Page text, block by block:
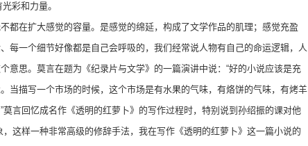
彩和力量。
都在扩大感觉的容量。是感觉的绵延，构成了文学作品的肌理；感觉充盈
每一个细节好像都是自己会呼吸的，我们经常说人物有自己的命运逻辑，人
意思。莫言在题为《纪录片与文学》的一篇演讲中说：“好的小说应该是充
当描写一个市场的时候，这个市场是有水果的气味，有烙饼的气味，有烤羊
言回忆成名作《透明的红萝卜》的写作过程时，特别说到孙绍振的课对他
这样一种非常高级的修辞手法，我在写作《透明的红萝卜》这一篇小说的